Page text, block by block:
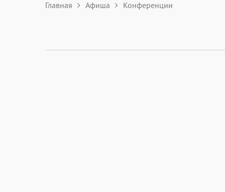
Главная Афиша Конференции